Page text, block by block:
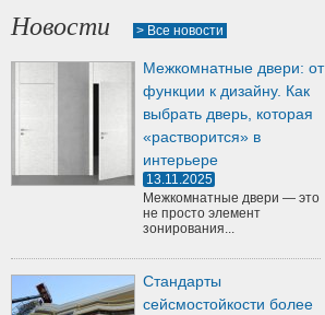
Артикул:
Новости > Все новости
Межкомнатные двери: от
функции к дизайну. Как
выбрать дверь, которая
«растворится» в
интерьере
13.11.2025
Межкомнатные двери — это
не просто элемент
зонирования...
Стандарты
сейсмостойкости более